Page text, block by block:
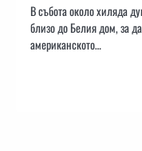
В събота около хиляда
близо до Белия дом, за
американското…